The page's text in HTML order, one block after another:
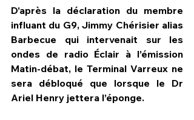
D’après la déclaration du membre
influant du G9, Jimmy Chérisier alias
Barbecue qui intervenait sur les
ondes de radio Éclair à l’émission
Matin-débat, le Terminal Varreux ne
sera débloqué que lorsque le Dr
Ariel Henry jettera l’éponge.